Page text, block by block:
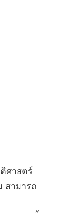
ศาสตร์
สามารถ